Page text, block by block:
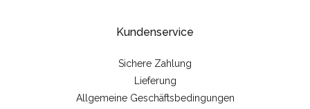
Kundenservice
Sichere Zahlung
Lieferung
Allgemeine Geschäftsbedingungen